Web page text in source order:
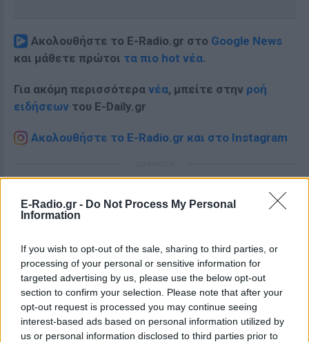
E-Radio.gr - Do Not Process My Personal
Information
If you wish to opt-out of the sale, sharing to third parties, or
processing of your personal or sensitive information for
targeted advertising by us, please use the below opt-out
section to confirm your selection. Please note that after your
opt-out request is processed you may continue seeing
interest-based ads based on personal information utilized by
us or personal information disclosed to third parties prior to
Ακολουθήστε το E-Radio.gr στο Google News
και μάθετε πρώτοι τα πιο hot νέα.
Για ακόμη περισσότερα νέα, μπείτε στην ροή
ειδήσεων του E-Daily.gr
Ακολουθήστε το E-Radio.gr και στο Instagram